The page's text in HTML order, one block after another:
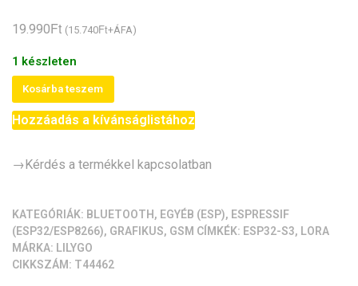
19.990Ft (15.740Ft+ÁFA)
1 készleten
LILYGO
T3S3
V1.0
S3
868
MHz
fejlesztői
Kosárba teszem
Hozzáadás a kívánságlistához
→Kérdés a termékkel kapcsolatban
KATEGÓRIÁK: BLUETOOTH , EGYÉB (ESP), ESPRESSIF
(ESP32/ESP8266), GRAFIKUS, GSM CÍMKÉK: ESP32-S3, LORA
MÁRKA: LILYGO
CIKKSZÁM: T44462